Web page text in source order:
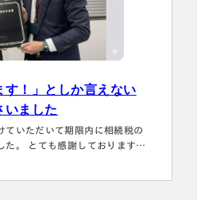
大宮事務所
〒330-0854
埼玉県さいたま市大宮区桜木町一丁目
す！」としか言えない
いました
ていただいて期限内に相続税の
た。 とても感謝しております。